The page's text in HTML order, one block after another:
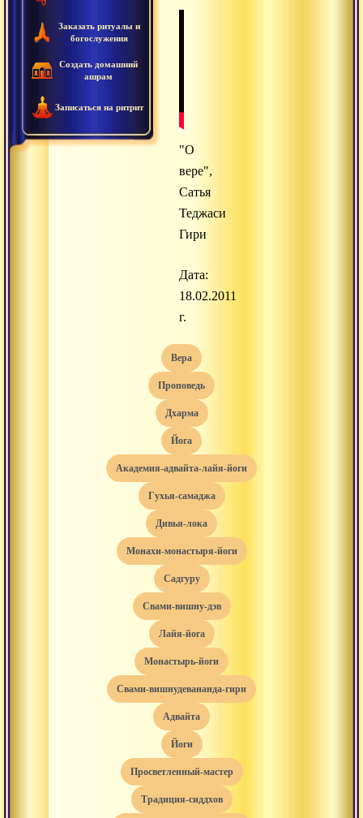
Заказать ритуалы и
богослужения
Создать домашний
ашрам
Записаться на ритрит
"О
вере",
Сатья
Теджаси
Гири
Дата:
18.02.2011
г.
вера
проповедь
дхарма
йога
академия-адвайта-лайя-йоги
гухья-самаджа
дивья-лока
монахи-монастыря-йоги
садгуру
свами-вишну-дэв
лайя-йога
монастырь-йоги
свами-вишнудевананда-гири
адвайта
йоги
просветленный-мастер
традиция-сиддхов